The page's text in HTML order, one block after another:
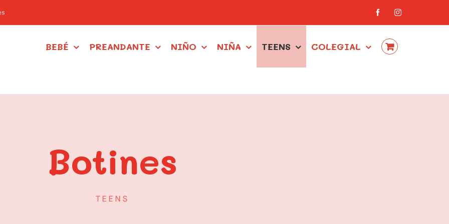
FacebookInstagram
BEBÉ PREANDANTE NIÑO NIÑA TEENS COLEGIAL
Botines
TEENS